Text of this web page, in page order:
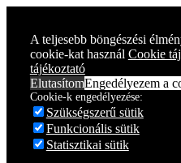
A teljesebb böngészési
cookie-kat használ Cookie
tájékoztató
ElutasítomEngedélyezem a
Cookie-k engedélyezése:
Szükségszerű sütik
Funkcionális sütik
Statisztikai sütik